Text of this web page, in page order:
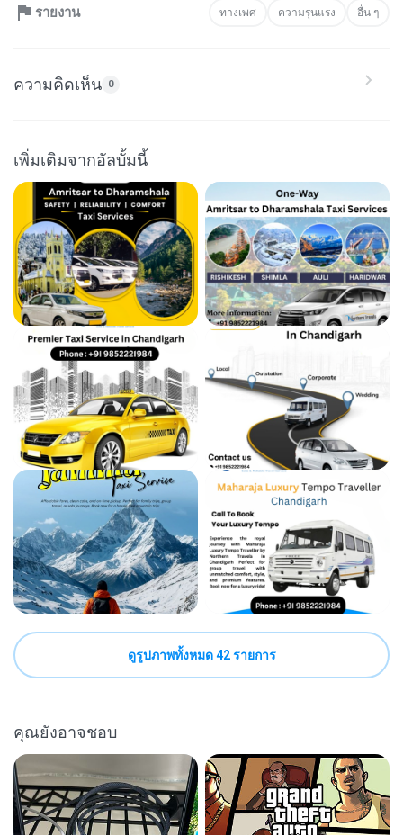
รายงาน ทางเพศ ความรุนแรง อื่น ๆ
ความคิดเห็น 0
เพิ่มเติมจากอัลบั้มนี้
ดูรูปภาพทั้งหมด 42 รายการ
คุณยังอาจชอบ